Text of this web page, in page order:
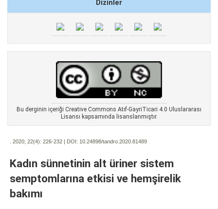
Dizinler
Bu derginin içeriği Creative Commons Atıf-GayriTicari 4.0 Uluslararası
Lisansı kapsamında lisanslanmıştır.
. 2020; 22(4): 226-232 | DOI: 10.24898/tandro.2020.81489
Kadın sünnetinin alt üriner sistem
semptomlarına etkisi ve hemşirelik
bakımı